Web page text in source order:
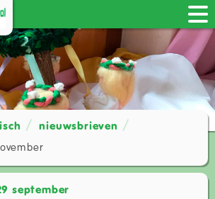
nieuwsbrieven
september